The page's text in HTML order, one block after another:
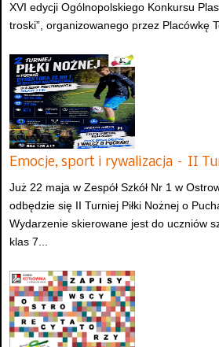
XVI edycji Ogólnopolskiego Konkursu
troski”, organizowanego przez Placówkę
Emocje, sport i rywalizacja – II
Już 22 maja w Zespół Szkół Nr 1 w
odbędzie się II Turniej Piłki Nożnej o
Wydarzenie skierowane jest do uczniów
klas 7...